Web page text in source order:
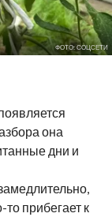
ФОТО: СОЦСЕТИ
она
дни и
то прибегает к